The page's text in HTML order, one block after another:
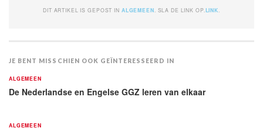
DIT ARTIKEL IS GEPOST IN ALGEMEEN . SLA DE LINK OP. LINK
JE BENT MISSCHIEN OOK GEÏNTERESSEERD IN
ALGEMEEN
De Nederlandse en Engelse GGZ leren van elkaar
ALGEMEEN